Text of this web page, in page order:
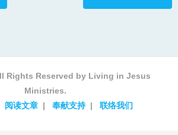
Rights Reserved by Living in Jesus
Ministries.
阅读文章 奉献支持 联络我们